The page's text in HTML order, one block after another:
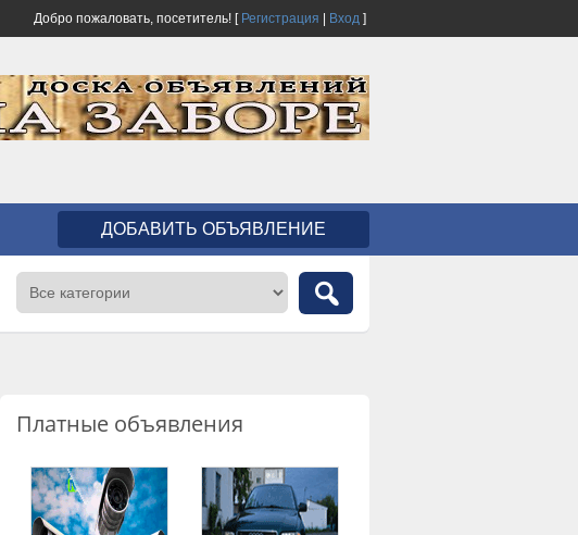
Добро пожаловать, посетитель! [ Регистрация Вход ]
ДОБАВИТЬ ОБЪЯВЛЕНИЕ
Платные объявления